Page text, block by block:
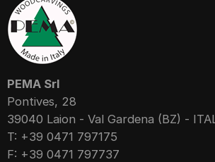
PEMA Srl
Pontives, 28
39040 Laion - Val Gardena (BZ) -
T: +39 0471 797175
F: +39 0471 797737